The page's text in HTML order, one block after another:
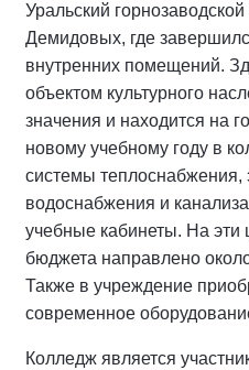
Уральский
Демидовых, где
внутренних помещений.
объектом культурного
значения и находится на
новому учебному году в
системы теплоснабжения,
водоснабжения и
учебные кабинеты. На эти
бюджета направлено
Также в учреждение
современное
Колледж является